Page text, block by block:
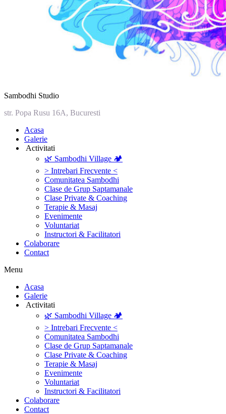
Sambodhi Studio
str. Popa Rusu 16A, Bucuresti
‎Acasa
Galerie
‎ ‎Activitati‎
🌿 Sambodhi Village 🏕️
> Intrebari Frecvente <
Comunitatea Sambodhi
Clase de Grup Saptamanale
Clase Private & Coaching
Terapie & Masaj
‎Evenimente
Voluntariat
‏‏‎Instructori & Facilitatori
Colaborare
Contact
Menu
‎Acasa
Galerie
‎ ‎Activitati‎
🌿 Sambodhi Village 🏕️
> Intrebari Frecvente <
Comunitatea Sambodhi
Clase de Grup Saptamanale
Clase Private & Coaching
Terapie & Masaj
‎Evenimente
Voluntariat
‏‏‎Instructori & Facilitatori
Colaborare
Contact